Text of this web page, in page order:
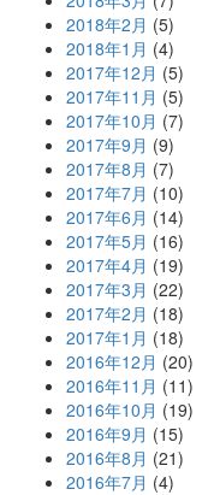
2018年2月 (5)
2018年1月 (4)
2017年12月 (5)
2017年11月 (5)
2017年10月 (7)
2017年9月 (9)
2017年8月 (7)
2017年7月 (10)
2017年6月 (14)
2017年5月 (16)
2017年4月 (19)
2017年3月 (22)
2017年2月 (18)
2017年1月 (18)
2016年12月 (20)
2016年11月 (11)
2016年10月 (19)
2016年9月 (15)
2016年8月 (21)
2016年7月 (4)